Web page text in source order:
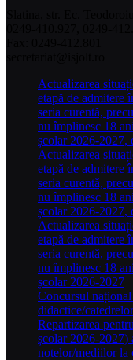
Actualizarea
etapă de admitere
seria curentă,
nu împlinesc 18
școlar 2026-2027,
Actualizarea
etapă de admitere
seria curentă,
nu împlinesc 18
școlar 2026-2027,
Actualizarea
etapă de admitere
seria curentă,
nu împlinesc 18
școlar 2026-2027
Concursul
didactice/
Repartizarea
școlar 2026-2027)
notelor/mediilor la